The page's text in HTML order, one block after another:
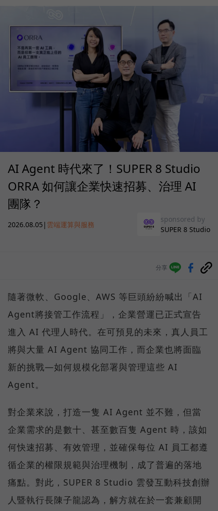
AI Agent 時代來了！SUPER 8 Studio
ORRA 如何讓企業快速招募、治理 AI
團隊？
2026.08.05 | 雲端運算與服務
sponsored by
SUPER 8 Studio
分享
隨著微軟、Google、AWS 等巨頭紛紛喊出「AI
Agent將接管工作流程」，企業營運已正式宣告
進入 AI 代理人時代。在可預見的未來，真人員工
將與大量 AI Agent 協同工作，而企業也將面臨
新的挑戰—如何規模化部署與管理這些 AI
Agent。
對企業來說，打造一隻 AI Agent 並不難，但當
企業需求的是數十、甚至數百隻 Agent 時，該如
何快速招募、有效管理，並確保每位 AI 員工都遵
循企業的權限規範與治理機制，成了普遍的落地
痛點。對此，SUPER 8 Studio 雲發互動科技創辦
人暨執行長陳子龍認為，解方就在於一套兼顧開